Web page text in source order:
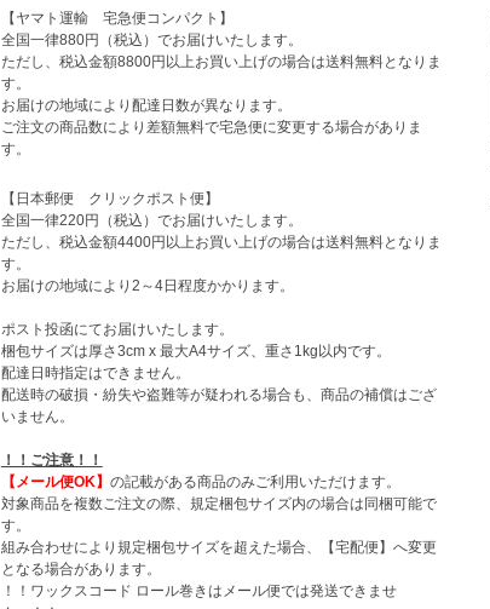
【ヤマト運輸 宅急便コンパクト】
全国一律880円（税込）でお届けいたします。
ただし、税込金額8800円以上お買い上げの場合は送料無料となりま
す。
お届けの地域により配達日数が異なります。
ご注文の商品数により差額無料で宅急便に変更する場合がありま
す。
【日本郵便 クリックポスト便】
全国一律220円（税込）でお届けいたします。
ただし、税込金額4400円以上お買い上げの場合は送料無料となりま
す。
お届けの地域により2～4日程度かかります。
ポスト投函にてお届けいたします。
梱包サイズは厚さ3cm x 最大A4サイズ、重さ1kg以内です。
配達日時指定はできません。
配送時の破損・紛失や盗難等が疑われる場合も、商品の補償はござ
いません。
！！ご注意！！
【メール便OK】 の記載がある商品のみご利用いただけます。
対象商品を複数ご注文の際、規定梱包サイズ内の場合は同梱可能で
す。
組み合わせにより規定梱包サイズを超えた場合、【宅配便】へ変更
となる場合があります。
！！ワックスコード ロール巻きはメール便では発送できませ